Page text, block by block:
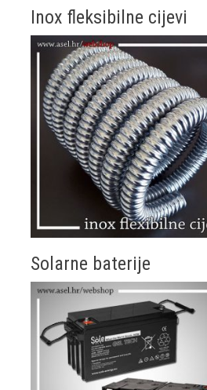
Inox fleksibilne cijevi
Solarne baterije